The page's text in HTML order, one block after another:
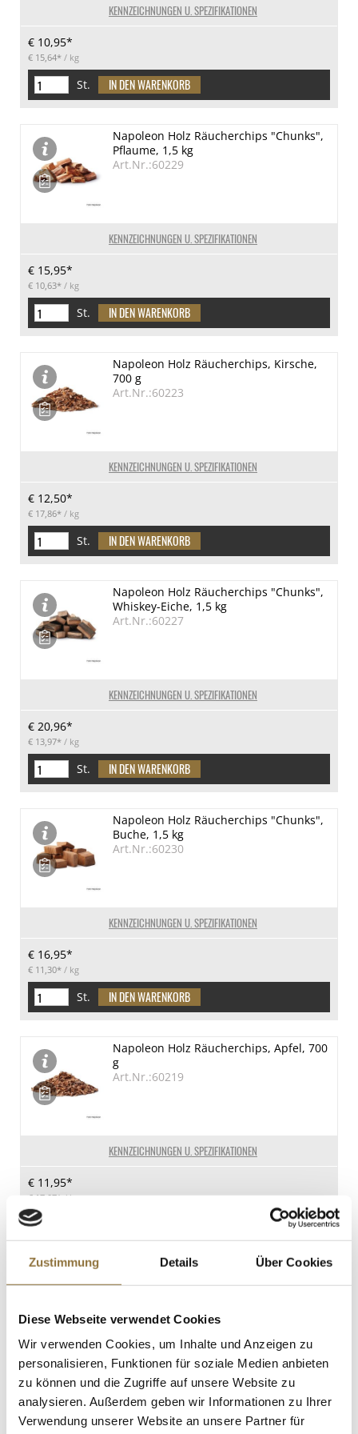
Zustimmung Details Über Cookies
Diese Webseite verwendet Cookies
Wir verwenden Cookies, um Inhalte und Anzeigen zu
personalisieren, Funktionen für soziale Medien anbieten
zu können und die Zugriffe auf unsere Website zu
analysieren. Außerdem geben wir Informationen zu Ihrer
Verwendung unserer Website an unsere Partner für
KENNZEICHNUNGEN U. SPEZIFIKATIONEN
€ 10,95*
€ 15,64* / kg
St.
KENNZEICHNUNGEN U. SPEZIFIKATIONEN
Napoleon Holz Räucherchips "Chunks",
Pflaume, 1,5 kg
Art.Nr.:60229
€ 15,95*
€ 10,63* / kg
St.
KENNZEICHNUNGEN U. SPEZIFIKATIONEN
Napoleon Holz Räucherchips, Kirsche,
700 g
Art.Nr.:60223
€ 12,50*
€ 17,86* / kg
St.
KENNZEICHNUNGEN U. SPEZIFIKATIONEN
Napoleon Holz Räucherchips "Chunks",
Whiskey-Eiche, 1,5 kg
Art.Nr.:60227
€ 20,96*
€ 13,97* / kg
St.
KENNZEICHNUNGEN U. SPEZIFIKATIONEN
Napoleon Holz Räucherchips "Chunks",
Buche, 1,5 kg
Art.Nr.:60230
€ 16,95*
€ 11,30* / kg
St.
KENNZEICHNUNGEN U. SPEZIFIKATIONEN
Napoleon Holz Räucherchips, Apfel, 700
g
Art.Nr.:60219
€ 11,95*
€ 17,07*/ kg
KENNZEICHNUNGEN U. SPEZIFIKATIONEN
(Olivenbaum), 100% Chef, 80 g
€ 9,32*
€ 116,50*/ kg